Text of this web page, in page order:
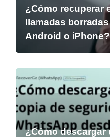
¿Cómo recuperar
llamadas
Android o iPhone?
¿Cómo descargar